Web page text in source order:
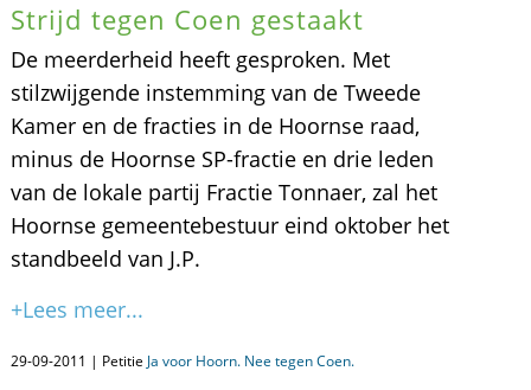
Strijd tegen Coen gestaakt
De meerderheid heeft gesproken. Met
stilzwijgende instemming van de Tweede
Kamer en de fracties in de Hoornse raad,
minus de Hoornse SP-fractie en drie leden
van de lokale partij Fractie Tonnaer, zal het
Hoornse gemeentebestuur eind oktober het
standbeeld van J.P.
+Lees meer...
29-09-2011 | Petitie Ja voor Hoorn. Nee tegen Coen.